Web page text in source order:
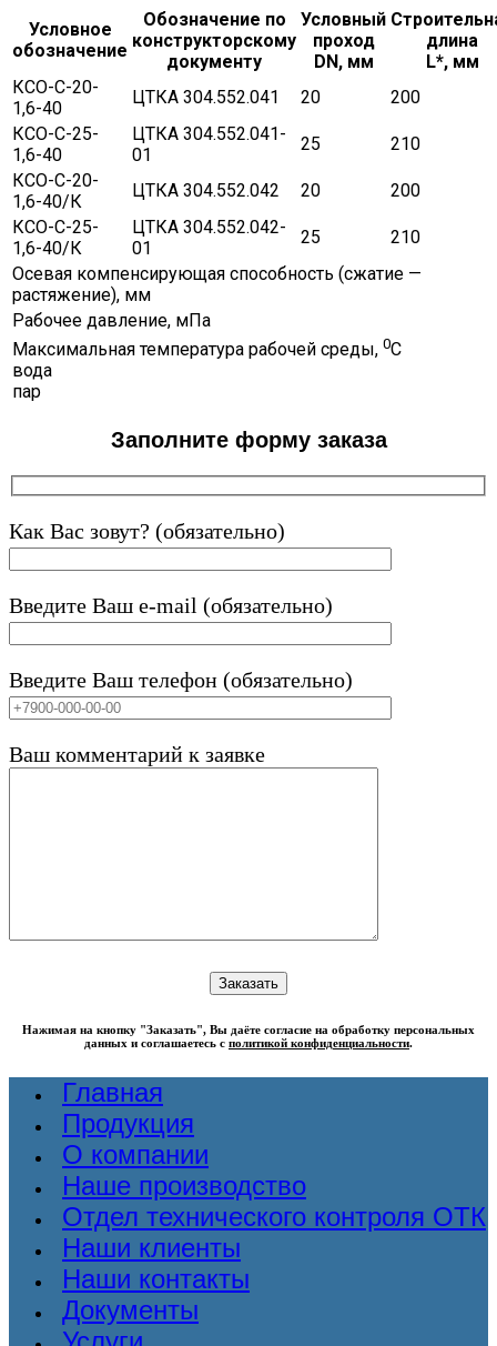
Условное
обозначение
Обозначение по
конструкторскому
документу
Условный
проход
DN, мм
длина
L*, мм
КСО-С-20-
1,6-40
ЦТКА 304.552.041 20
200
КСО-С-25-
1,6-40
ЦТКА 304.552.041-
01
25
210
КСО-С-20-
1,6-40/К
ЦТКА 304.552.042 20
200
КСО-С-25-
1,6-40/К
ЦТКА 304.552.042-
01
25
210
Осевая компенсирующая способность (сжатие —
растяжение), мм
Рабочее давление, мПа
Максимальная температура рабочей среды, 0С
вода
пар
Заполните форму заказа
Как Вас зовут? (обязательно)
Введите Ваш e-mail (обязательно)
Введите Ваш телефон (обязательно)
Ваш комментарий к заявке
Нажимая на кнопку "Заказать", Вы даёте согласие на обработку персональных
данных и соглашаетесь с политикой конфиденциальности.
Главная
Продукция
О компании
Наше производство
Отдел технического контроля ОТК
Наши клиенты
Наши контакты
Документы